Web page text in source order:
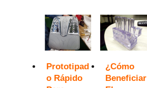
Prototipad
O Rápido
¿Cómo
Beneficiar